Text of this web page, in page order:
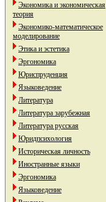
Экономика и экономическая
теория
Экономико-математическое
моделирование
Этика и эстетика
Эргономика
Юриспруденция
Языковедение
Литература
Литература зарубежная
Литература русская
Юридпсихология
Историческая личность
Иностранные языки
Эргономика
Языковедение